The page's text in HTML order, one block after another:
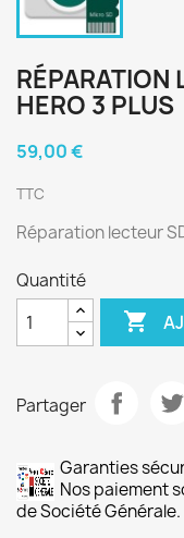
RÉPARATION
HERO 3 PLUS
59,00 €
TTC
Réparation lecteur
Quantité

Partager
Garanties
Nos paiement
de Société Générale.